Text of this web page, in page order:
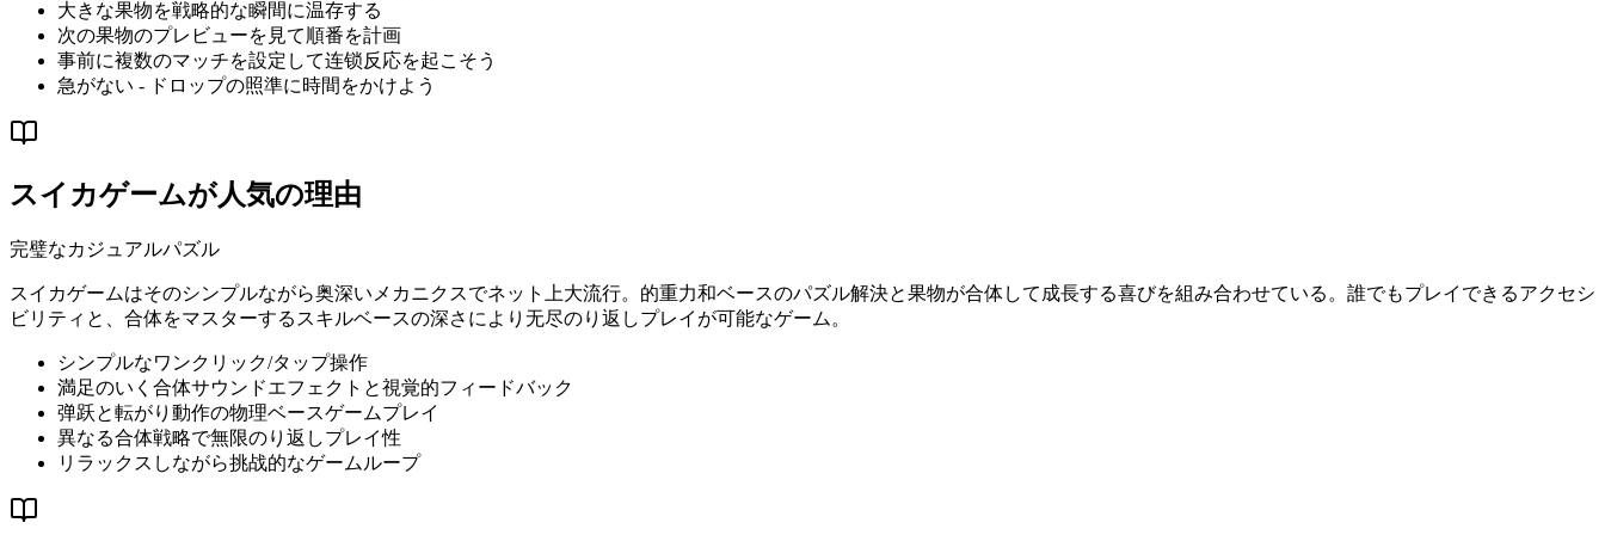
大きな果物を戦略的な瞬間に温存する
次の果物のプレビューを見て順番を計画
事前に複数のマッチを設定して连锁反応を起こそう
急がない - ドロップの照準に時間をかけよう
スイカゲームが人気の理由
完璧なカジュアルパズル
スイカゲームはそのシンプルながら奥深いメカニクスでネット上大流行。的重力和ベースのパズル解決と果物が合体して成長する喜びを組み合わせている。誰でもプレイできるアクセシ
ビリティと、合体をマスターするスキルベースの深さにより无尽のり返しプレイが可能なゲーム。
シンプルなワンクリック/タップ操作
満足のいく合体サウンドエフェクトと視覚的フィードバック
弹跃と転がり動作の物理ベースゲームプレイ
異なる合体戦略で無限のり返しプレイ性
リラックスしながら挑战的なゲームループ